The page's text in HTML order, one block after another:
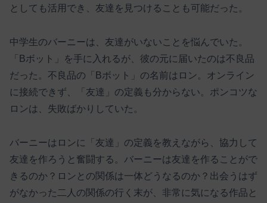
としても活用でき、友達を見つけることも可能だった。
中学生のバーニーは、友達がいないことを悩んでいた。
「Bボット」を手に入れるが、彼の元に届いたのは不良品
だった。不良品の「Bボット」の名前はロン。オンライン
に接続できず、「友達」の定義も分からない。ポンコツな
ロンは、失敗ばかりしていた。
バーニーはロンに「友達」の定義を教えながら、協力して
友達を作ろうと奮闘する。バーニーは友達を作ることがで
きるのか？ロンとの関係は一体どうなるのか？出会うはず
がなかった二人の関係の行く末が、非常に気になる作品と